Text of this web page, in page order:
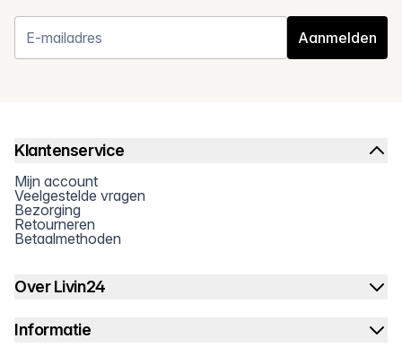
Aanmelden
Klantenservice
Mijn account
Veelgestelde vragen
Bezorging
Retourneren
Betaalmethoden
Over Livin24
Informatie